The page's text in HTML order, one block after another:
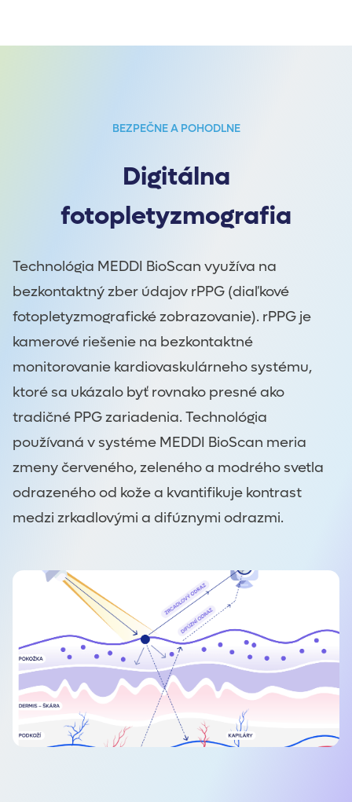
BEZPEČNE A POHODLNE
Digitálna
fotopletyzmografia
Technológia MEDDI BioScan využíva na
bezkontaktný zber údajov rPPG (diaľkové
fotopletyzmografické zobrazovanie). rPPG je
kamerové riešenie na bezkontaktné
monitorovanie kardiovaskulárneho systému,
ktoré sa ukázalo byť rovnako presné ako
tradičné PPG zariadenia. Technológia
používaná v systéme MEDDI BioScan meria
zmeny červeného, zeleného a modrého svetla
odrazeného od kože a kvantifikuje kontrast
medzi zrkadlovými a difúznymi odrazmi.